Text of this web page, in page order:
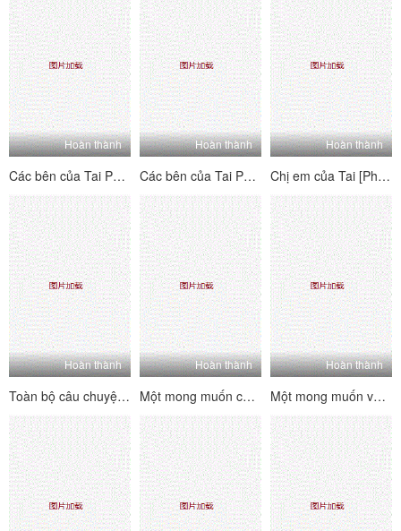
Hoàn thành
Các bên của Tai PK House's Tai's Sides [2] Vui vẻ và hai mặt ~ Kiểm tra trang web để xem mỗi người chơi B-Showers của B-Players ~ Lolita hét lên, đam mê và hung dữ!
Hoàn thành
Các bên của Tai PK House's Tai's Sides [1] Vui vẻ và hai mặt ~ Kiểm tra trang nơi bạn có thể thấy từng người chơi chữ B của người chơi la hét, đam mê và hung dữ!
Hoàn thành
Chị em của Tai [Phiên bản quyến rũ nhảy khỏa thân] Một tình yêu dâm dục siêu nhiều người, một cái nhìn siêu đa dạng với mức độ khó khăn cao
Hoàn thành
Toàn bộ câu chuyện về sự hồi hộp hài hước của một người bạn 3p [1] ấm lòng, thở dài, đĩ và đĩ
Hoàn thành
Một mong muốn cho mong muốn [Phần 2] phụ nữ trưởng thành không phải là một con người nói chung, và rất tinh tế và thực hiện các kỹ thuật tình dục.
Hoàn thành
Một mong muốn về tình dục [Phần 1] Phụ nữ trưởng thành không phải là một con người nói chung, và cực kỳ lành nghề trong việc thực hiện kỹ thuật tình dục